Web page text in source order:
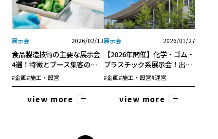
展示会 2026/02/13
食品製造技術の主要な展示会
4選！特徴とブース集客の方
法を解説！
#企画#施工・設営
view more
展示会 2026/01/27
【2026年開催】化学・ゴム・
プラスチック系展示会！出展
を成功させるポイントも解説
#企画#施工・設営#運営
view more